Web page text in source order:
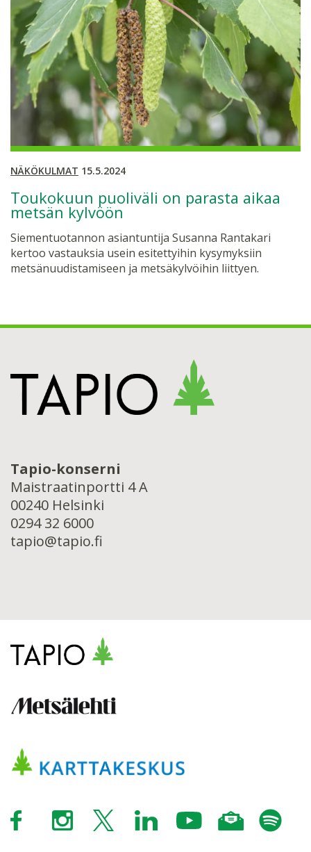
NÄKÖKULMAT 15.5.2024
Toukokuun puoliväli on parasta aikaa
metsän kylvöön
Siementuotannon asiantuntija Susanna Rantakari
kertoo vastauksia usein esitettyihin kysymyksiin
metsänuudistamiseen ja metsäkylvöihin liittyen.
Tapio-konserni
Maistraatinportti 4 A
00240 Helsinki
0294 32 6000
tapio@tapio.fi